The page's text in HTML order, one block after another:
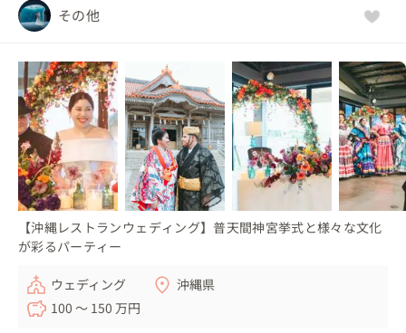
その他
【沖縄レストランウェディング】普天間神宮挙式と様々な文化
が彩るパーティー
ウェディング
沖縄県
100 〜 150 万円